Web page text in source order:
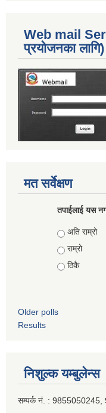
Web mail
प्रयोजनका लागि)
मत सर्वेक्षण
तपाईलाई यस
Choices
अति राम्रो
राम्रो
ठिकै
Older polls
Results
निशुल्क यम्बुलेन्स
सम्पर्क नं. :